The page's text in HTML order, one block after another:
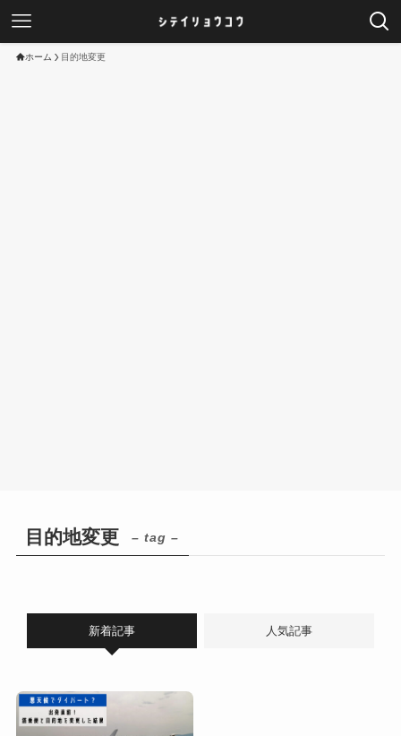
ホーム 目的地変更
目的地変更 – tag –
新着記事 人気記事